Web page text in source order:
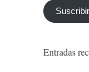
Suscribir
Entradas